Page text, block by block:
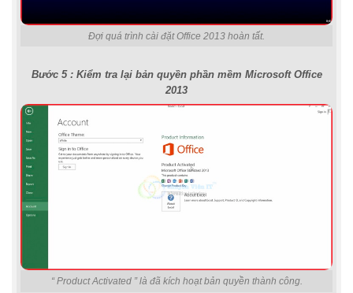
Đợi quá trình cài đặt Office 2013 hoàn tất.
Bước 5 : Kiểm tra lại bản quyền phần mềm Microsoft Office
2013
“ Product Activated ” là đã kích hoạt bản quyền thành công.